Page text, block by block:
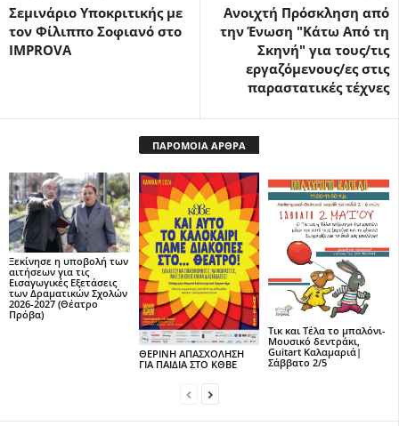
Σεμινάριο Υποκριτικής με
τον Φίλιππο Σοφιανό στο
IMPROVA
Ανοιχτή Πρόσκληση από
την Ένωση "Κάτω Από τη
Σκηνή" για τους/τις
εργαζόμενους/ες στις
παραστατικές τέχνες
ΠΑΡΟΜΟΙΑ ΑΡΘΡΑ
Ξεκίνησε η υποβολή των
αιτήσεων για τις
Εισαγωγικές Εξετάσεις
των Δραματικών Σχολών
2026-2027 (Θέατρο
Πρόβα)
ΘΕΡΙΝΗ ΑΠΑΣΧΟΛΗΣΗ
ΓΙΑ ΠΑΙΔΙΑ ΣΤΟ ΚΘΒΕ
Τικ και Τέλα το μπαλόνι-
Μουσικό δεντράκι,
Guitart Καλαμαριά|
Σάββατο 2/5